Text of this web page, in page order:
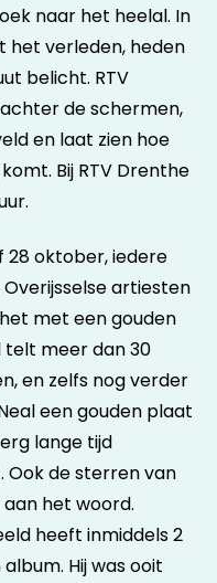
naar het heelal. In
het verleden, heden
belicht. RTV
de schermen,
en laat zien hoe
Bij RTV Drenthe
28 oktober, iedere
artiesten
met een gouden
telt meer dan 30
en zelfs nog verder
een gouden plaat
lange tijd
Ook de sterren van
het woord.
heeft inmiddels 2
Hij was ooit